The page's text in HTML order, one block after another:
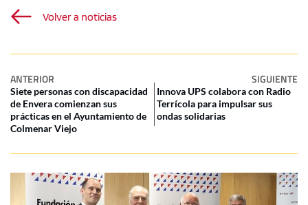
Volver a noticias
ANTERIOR SIGUIENTE
Siete personas con discapacidad
de Envera comienzan sus
prácticas en el Ayuntamiento de
Colmenar Viejo
Innova UPS colabora con Radio
Terrícola para impulsar sus
ondas solidarias